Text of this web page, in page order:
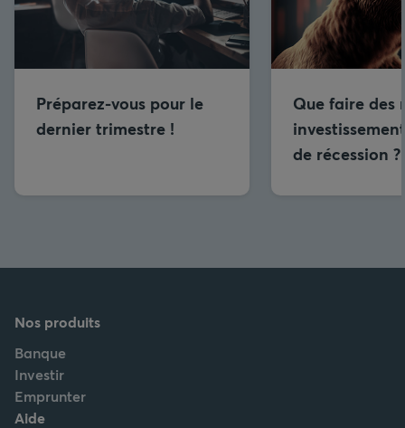
Préparez-vous pour le
dernier trimestre !
Que faire des
de récession ?
Nos produits
Banque
Investir
Emprunter
Aide